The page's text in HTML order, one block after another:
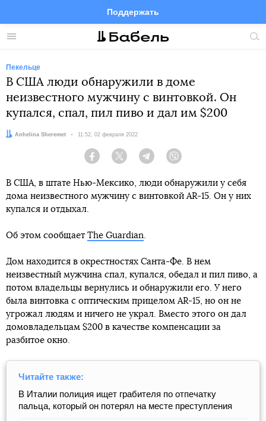
Меню
Поддержать
FacebookTelegramTwitter
Пекельце
В США люди обнаружили в доме
неизвестного мужчину с винтовкой. Он
купался, спал, пил пиво и дал им $200
Автор:
Anhelina Sheremet Дата:
11:52, 02 февраля 2022
Facebook Twitter Telegram
В США, в штате Нью-Мексико, люди обнаружили у себя
дома неизвестного мужчину с винтовкой AR-15. Он у них
купался и отдыхал.
Об этом сообщает The Guardian.
Дом находится в окрестностях Санта-Фе. В нем
неизвестный мужчина спал, купался, обедал и пил пиво, а
потом владельцы вернулись и обнаружили его. У него
была винтовка с оптическим прицелом AR-15, но он не
угрожал людям и ничего не украл. Вместо этого он дал
домовладельцам $200 в качестве компенсации за
разбитое окно.
Читайте также:
В Италии полиция ищет грабителя по отпечатку
пальца, который он потерял на месте преступления